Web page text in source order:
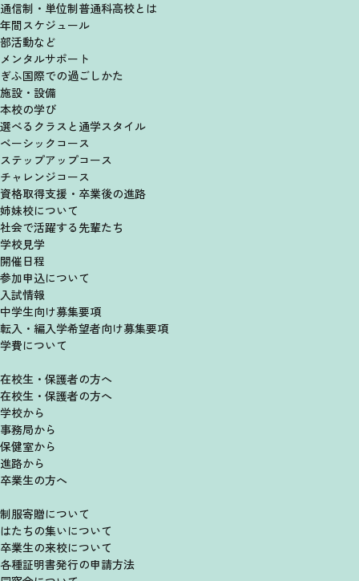
通信制・単位制普通科高校とは
年間スケジュール
部活動など
メンタルサポート
ぎふ国際での過ごしかた
施設・設備
本校の学び
選べるクラスと 通学スタイル
ベーシックコース
ステップアップコース
チャレンジコース
資格取得支援・卒業後の進路
姉妹校について
社会で活躍する先輩たち
学校見学
開催日程
参加申込について
入試情報
中学生向け募集要項
転入・編入学希望者向け募集要項
学費について
在校生・保護者の方へ
在校生・保護者の方へ
学校から
事務局から
保健室から
進路から
卒業生の方へ
制服寄贈について
はたちの集いについて
卒業生の来校について
各種証明書発行の申請方法